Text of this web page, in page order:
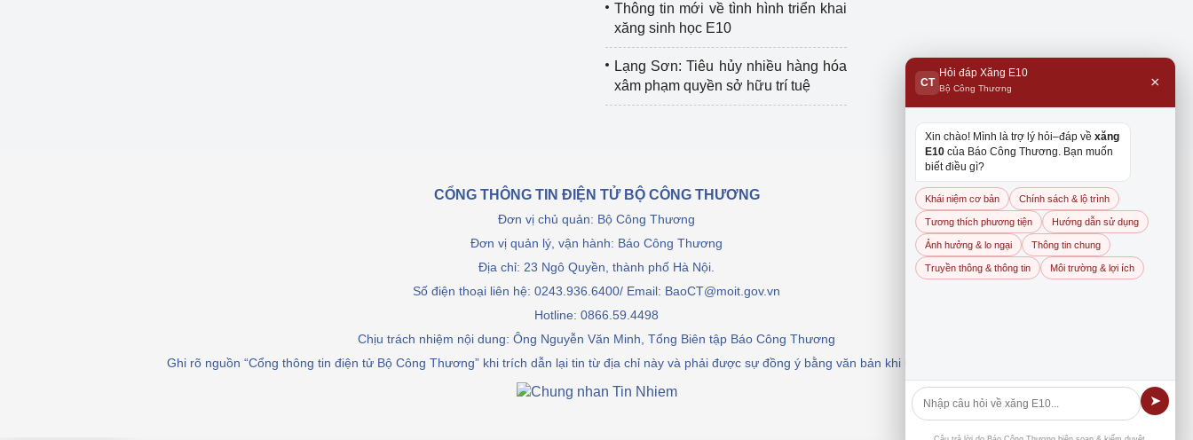
Thông tin mới về tình hình triển khai
xăng sinh học E10
Lạng Sơn: Tiêu hủy nhiều hàng hóa
xâm phạm quyền sở hữu trí tuệ
CỔNG THÔNG TIN ĐIỆN TỬ BỘ CÔNG THƯƠNG
Đơn vị chủ quản: Bộ Công Thương
Đơn vị quản lý, vận hành: Báo Công Thương
Địa chỉ: 23 Ngô Quyền, thành phố Hà Nội.
Số điện thoại liên hệ: 0243.936.6400/ Email: BaoCT@moit.gov.vn
Hotline: 0866.59.4498
Chịu trách nhiệm nội dung: Ông Nguyễn Văn Minh, Tổng Biên tập Báo Công Thương
Ghi rõ nguồn “Cổng thông tin điện tử Bộ Công Thương” khi trích dẫn lại tin từ địa chỉ này và phải được sự đồng ý bằng văn bản khi khai thác, dẫn nguồn.
CT
Hỏi đáp Xăng E10
Bộ Công Thương ×
Xin chào! Mình là trợ lý hỏi–đáp về xăng
E10 của Báo Công Thương. Bạn muốn
biết điều gì?
Khái niệm cơ bản Chính sách & lộ trình
Tương thích phương tiện Hướng dẫn sử dụng
Ảnh hưởng & lo ngại Thông tin chung
Truyền thông & thông tin Môi trường & lợi ích
➤